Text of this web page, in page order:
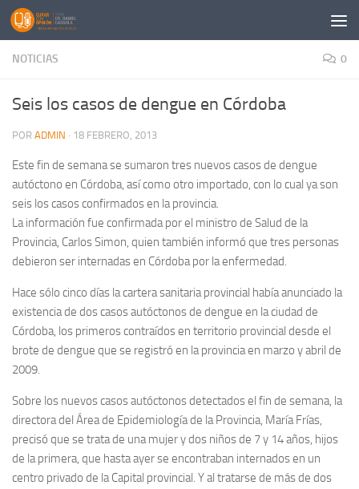
Saltar al contenido
NOTICIAS 0
Seis los casos de dengue en Córdoba
POR ADMIN · 18 FEBRERO, 2013
Este fin de semana se sumaron tres nuevos casos de dengue
autóctono en Córdoba, así como otro importado, con lo cual ya son
seis los casos confirmados en la provincia.
La información fue confirmada por el ministro de Salud de la
Provincia, Carlos Simon, quien también informó que tres personas
debieron ser internadas en Córdoba por la enfermedad.
Hace sólo cinco días la cartera sanitaria provincial había anunciado la
existencia de dos casos autóctonos de dengue en la ciudad de
Córdoba, los primeros contraídos en territorio provincial desde el
brote de dengue que se registró en la provincia en marzo y abril de
2009.
Sobre los nuevos casos autóctonos detectados el fin de semana, la
directora del Área de Epidemiología de la Provincia, María Frías,
precisó que se trata de una mujer y dos niños de 7 y 14 años, hijos
de la primera, que hasta ayer se encontraban internados en un
centro privado de la Capital provincial. Y al tratarse de más de dos